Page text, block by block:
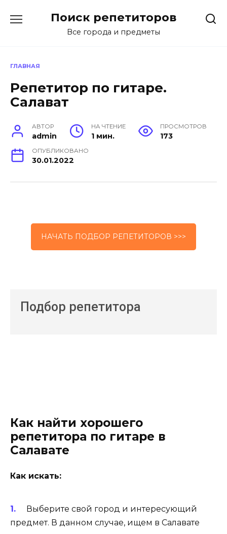
Поиск репетиторов
Все города и предметы
ГЛАВНАЯ
Репетитор по гитаре.
Салават
АВТОР
admin
НА ЧТЕНИЕ
1 мин.
ПРОСМОТРОВ
173
ОПУБЛИКОВАНО
30.01.2022
НАЧАТЬ ПОДБОР РЕПЕТИТОРОВ >>>
Подбор репетитора
Как найти хорошего
репетитора по гитаре в
Салавате
Как искать:
Выберите свой город и интересующий
предмет. В данном случае, ищем в Салавате